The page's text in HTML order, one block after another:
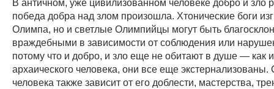
победа добра над злом произошла. Хтонические боги
Олимпа, но и светлые Олимпийцы могут быть
враждебными в зависимости от соблюдения или
потому что и добро, и зло еще не обитают в душе — как
архаического человека, они все еще экстернализованы.
человека также зависит от его доблести, мастерства,